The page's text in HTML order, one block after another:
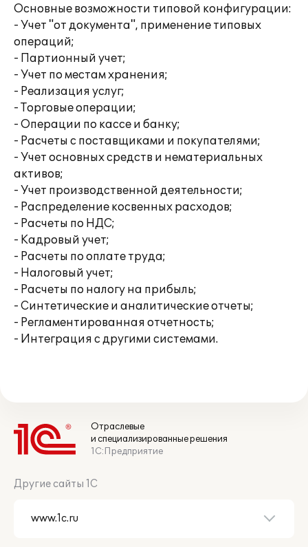
Основные возможности типовой конфигурации:
- Учет "от документа", применение типовых
операций;
- Партионный учет;
- Учет по местам хранения;
- Реализация услуг;
- Торговые операции;
- Операции по кассе и банку;
- Расчеты с поставщиками и покупателями;
- Учет основных средств и нематериальных
активов;
- Учет производственной деятельности;
- Распределение косвенных расходов;
- Расчеты по НДС;
- Кадровый учет;
- Расчеты по оплате труда;
- Налоговый учет;
- Расчеты по налогу на прибыль;
- Синтетические и аналитические отчеты;
- Регламентированная отчетность;
- Интеграция с другими системами.
Отраслевые
и специализированные решения
1С:Предприятие
Другие сайты 1С